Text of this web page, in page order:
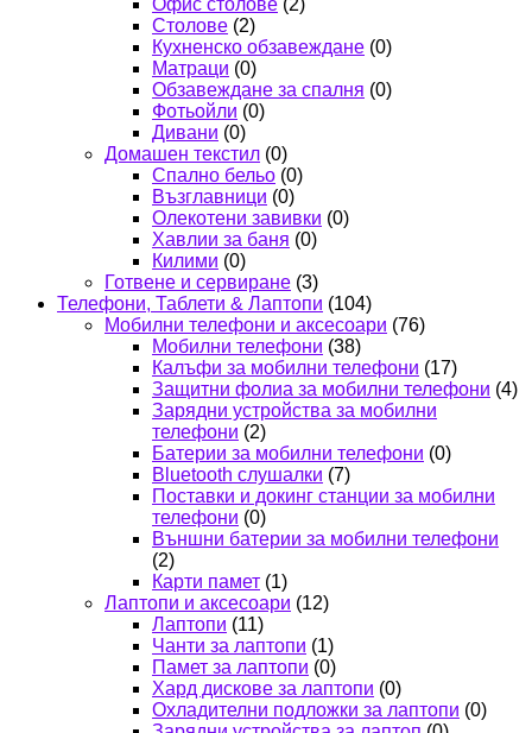
Офис столове (2)
Столове (2)
Кухненско обзавеждане (0)
Матраци (0)
Обзавеждане за спалня (0)
Фотьойли (0)
Дивани (0)
Домашен текстил (0)
Спално бельо (0)
Възглавници (0)
Олекотени завивки (0)
Хавлии за баня (0)
Килими (0)
Готвене и сервиране (3)
Телефони, Таблети & Лаптопи (104)
Мобилни телефони и аксесоари (76)
Мобилни телефони (38)
Калъфи за мобилни телефони (17)
Защитни фолиа за мобилни телефони (4)
Зарядни устройства за мобилни
телефони (2)
Батерии за мобилни телефони (0)
Bluetooth слушалки (7)
Поставки и докинг станции за мобилни
телефони (0)
Външни батерии за мобилни телефони
(2)
Карти памет (1)
Лаптопи и аксесоари (12)
Лаптопи (11)
Чанти за лаптопи (1)
Памет за лаптопи (0)
Хард дискове за лаптопи (0)
Охладителни подложки за лаптопи (0)